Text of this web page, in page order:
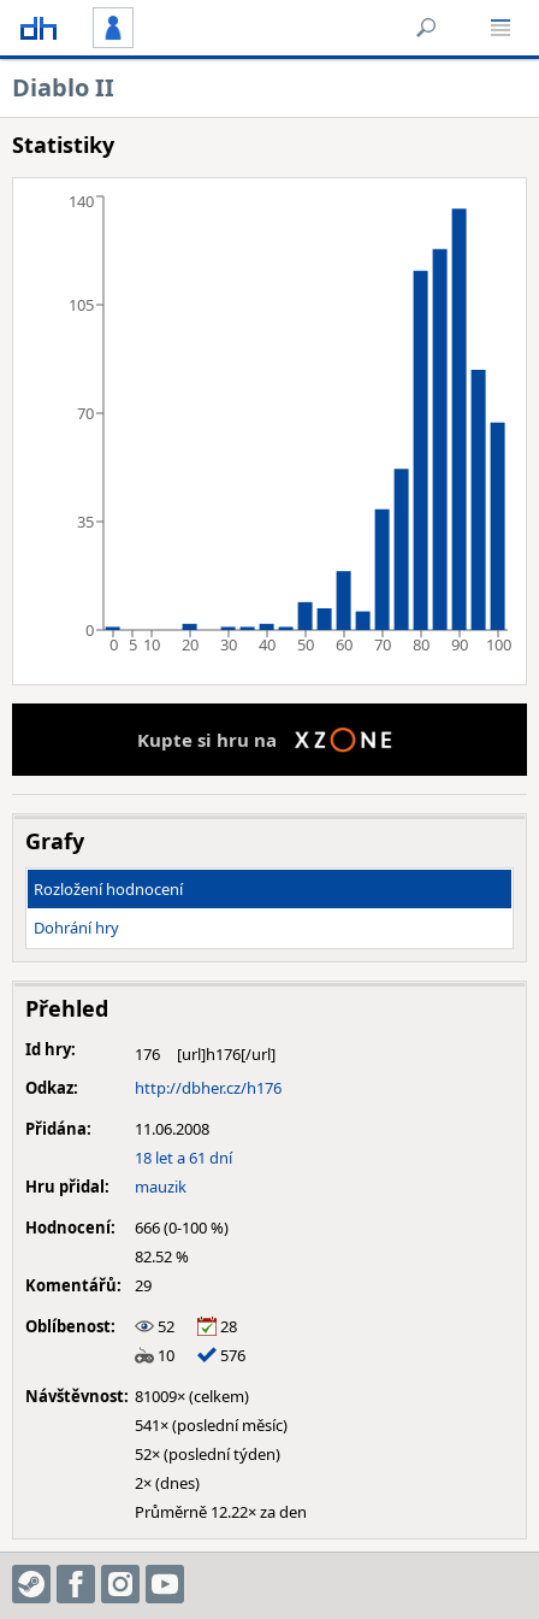
Diablo II
Statistiky
0 5 10 20 30 40 50 60 70 80 90 100
0
35
70
105
140
Kupte si hru na
Grafy
Rozložení hodnocení
Dohrání hry
Přehled
Id hry:
176
Odkaz:
http://dbher.cz/h176
Přidána:
11.06.2008
18 let a 61 dní
Hru přidal:
mauzik
Hodnocení:
666 (0-100 %)
82.52 %
Komentářů:
29
Oblíbenost:
52
28
10
576
Návštěvnost: 81009× (celkem)
541× (poslední měsíc)
52× (poslední týden)
2× (dnes)
Průměrně 12.22× za den